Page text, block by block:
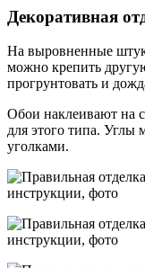
Декоративная
На выровненные
можно крепить
прогрунтовать и
Обои наклеивают на
для этого типа.
уголками.